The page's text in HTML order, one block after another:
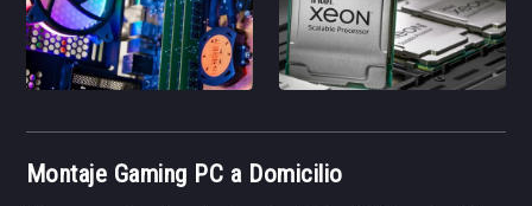
Montaje Gaming PC a Domicilio